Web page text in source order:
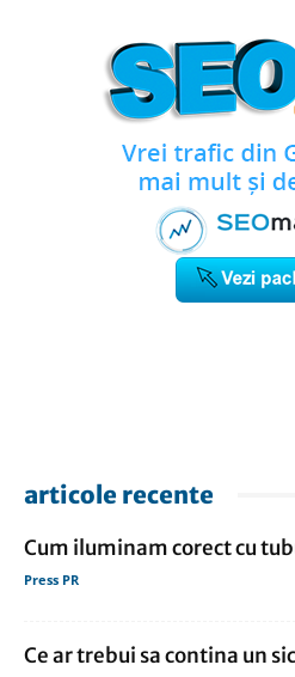
articole recente
Cum iluminam corect cu
Press PR
Ce ar trebui sa contina un